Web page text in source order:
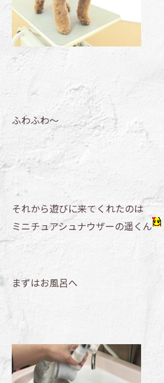
ふわふわ～
それから遊びに来てくれたのは
ミニチュアシュナウザーの遥くん
まずはお風呂へ